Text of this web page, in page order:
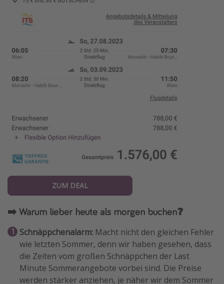
ZUM DEAL
➡️ Warum lieber heute als morgen buchen❓
Schnäppchenalarm: Macht nicht den gleichen Fehler
wie letzten Sommer, denn wir haben gesehen, dass
die Zeiten vom großen Schnäppchen der Last
Minute Sommerangebote vorbei sind. Die Preise
werden stärker anziehen, je näher wir dem Sommer